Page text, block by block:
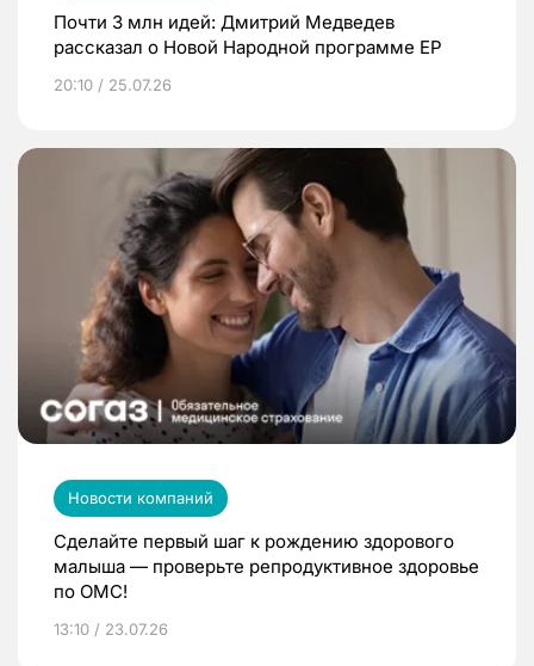
Почти 3 млн идей: Дмитрий Медведев
рассказал о Новой Народной программе ЕР
20:10 / 25.07.26
Новости компаний
Сделайте первый шаг к рождению здорового
малыша — проверьте репродуктивное здоровье
по ОМС!
13:10 / 23.07.26